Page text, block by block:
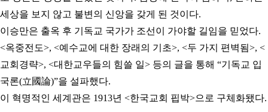
세상을 보지 않고 불변의 신앙을 갖게 된 것이다.
이승만은 출옥 후 기독교 국가가 조선이 가야할 길임을 믿었다.
<옥중전도>, <예수교에 대한 장래의 기초>, <두 가지 편벽됨>, <
교회경략>, <대한교우들의 힘쓸 일> 등의 글을 통해 “기독교 입
국론(立國論)”을 설파했다.
이 혁명적인 세계관은 1913년 <한국교회 핍박>으로 구체화됐다.